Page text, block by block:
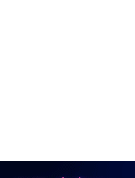
연설서 신경전 고조
철폐